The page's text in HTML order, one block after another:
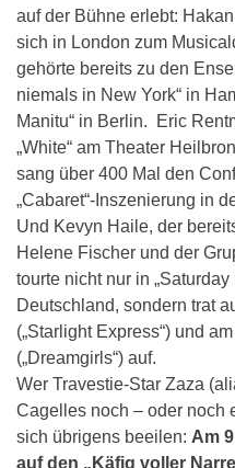
auf der Bühne erlebt:
sich in London zum
gehörte bereits zu den
niemals in New York“ in
Manitu“ in Berlin. Eric
„White“ am Theater
sang über 400 Mal den
„Cabaret“-Inszenierung in
Und Kevyn Haile, der
Helene Fischer und der
tourte nicht nur in
Deutschland, sondern trat
(„Starlight Express“) und
(„Dreamgirls“) auf.
Wer Travestie-Star Zaza
Cagelles noch – oder noch
sich übrigens beeilen: Am
auf den „Käfig voller